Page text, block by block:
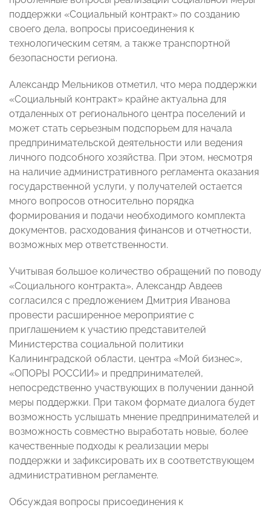
поддержки «Социальный контракт» по созданию
своего дела, вопросы присоединения к
технологическим сетям, а также транспортной
безопасности региона.
Александр Мельников отметил, что мера поддержки
«Социальный контракт» крайне актуальна для
отдаленных от регионального центра поселений и
может стать серьезным подспорьем для начала
предпринимательской деятельности или ведения
личного подсобного хозяйства. При этом, несмотря
на наличие административного регламента оказания
государственной услуги, у получателей остается
много вопросов относительно порядка
формирования и подачи необходимого комплекта
документов, расходования финансов и отчетности,
возможных мер ответственности.
Учитывая большое количество обращений по поводу
«Социального контракта», Александр Авдеев
согласился с предложением Дмитрия Иванова
провести расширенное мероприятие с
приглашением к участию представителей
Министерства социальной политики
Калининградской области, центра «Мой бизнес»,
«ОПОРЫ РОССИИ» и предпринимателей,
непосредственно участвующих в получении данной
меры поддержки. При таком формате диалога будет
возможность услышать мнение предпринимателей и
возможность совместно выработать новые, более
качественные подходы к реализации меры
поддержки и зафиксировать их в соответствующем
административном регламенте.
Обсуждая вопросы присоединения к